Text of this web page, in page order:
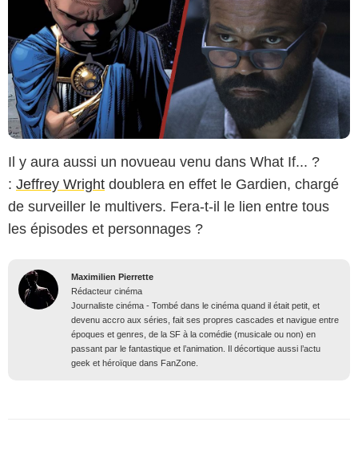
Il y aura aussi un novueau venu dans What If... ?
: Jeffrey Wright doublera en effet le Gardien, chargé
de surveiller le multivers. Fera-t-il le lien entre tous
les épisodes et personnages ?
Maximilien Pierrette
Rédacteur cinéma
Journaliste cinéma - Tombé dans le cinéma quand il était petit, et
devenu accro aux séries, fait ses propres cascades et navigue entre
époques et genres, de la SF à la comédie (musicale ou non) en
passant par le fantastique et l’animation. Il décortique aussi l’actu
geek et héroïque dans FanZone.